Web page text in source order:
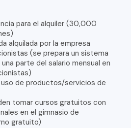
para el alquiler (30,000
alquilada por la empresa
(se prepara un sistema
parte del salario mensual en
de productos/servicios de
tomar cursos gratuitos con
en el gimnasio de
gratuito)